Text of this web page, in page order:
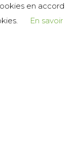
en accord
En savoir